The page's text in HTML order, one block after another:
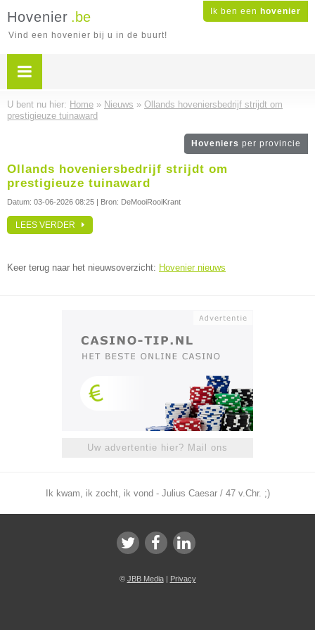
Ik ben een hovenier
Hovenier .be
Vind een hovenier bij u in de buurt!
U bent nu hier: Home » Nieuws » Ollands hoveniersbedrijf strijdt om
prestigieuze tuinaward
Hoveniers per provincie
Ollands hoveniersbedrijf strijdt om
prestigieuze tuinaward
Datum: 03-06-2026 08:25 | Bron: DeMooiRooiKrant
LEES VERDER
Keer terug naar het nieuwsoverzicht: Hovenier nieuws
Uw advertentie hier? Mail ons
Ik kwam, ik zocht, ik vond - Julius Caesar / 47 v.Chr. ;)
© JBB Media| Privacy